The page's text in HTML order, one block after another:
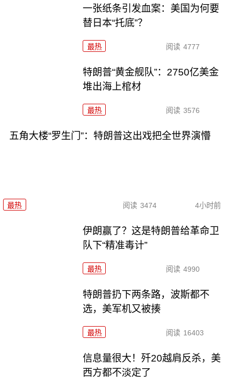
一张纸条引发血案：美国为何要
替日本“托底”？
最热 阅读 4777
特朗普“黄金舰队”：2750亿美金
堆出海上棺材
最热 阅读 3576
五角大楼“罗生门”：特朗普这出戏把全世界演懵
最热 阅读 3474 4小时前
伊朗赢了？这是特朗普给革命卫
队下“精准毒计”
最热 阅读 4990
特朗普扔下两条路，波斯都不
选，美军机又被揍
最热 阅读 16403
信息量很大！歼20越肩反杀，美
西方都不淡定了